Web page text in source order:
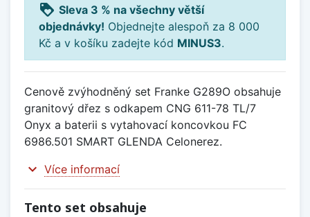
loyalty Sleva 3 % na všechny větší
objednávky! Objednejte alespoň za 8 000
Kč a v košíku zadejte kód MINUS3.
Cenově zvýhodněný set Franke G289O obsahuje
granitový dřez s odkapem CNG 611-78 TL/7
Onyx a baterii s vytahovací koncovkou FC
6986.501 SMART GLENDA Celonerez.
expand_more Více informací
Tento set obsahuje